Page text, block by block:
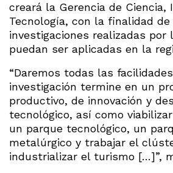
creará la Gerencia de Ciencia,
Tecnología, con la finalidad
investigaciones realizadas por
puedan ser aplicadas en la
“Daremos todas las
investigación termine en un
productivo, de innovación y
tecnológico, así como
un parque tecnológico, un
metalúrgico y trabajar el
industrializar el turismo […]”,